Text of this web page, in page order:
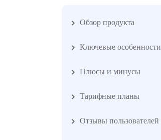
Обзор продукта
Ключевые особенности
Плюсы и минусы
Тарифные планы
Отзывы пользователей